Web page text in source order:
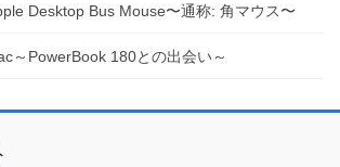
Desktop Bus Mouse〜通称: 角マウス〜
～PowerBook 180との出会い～